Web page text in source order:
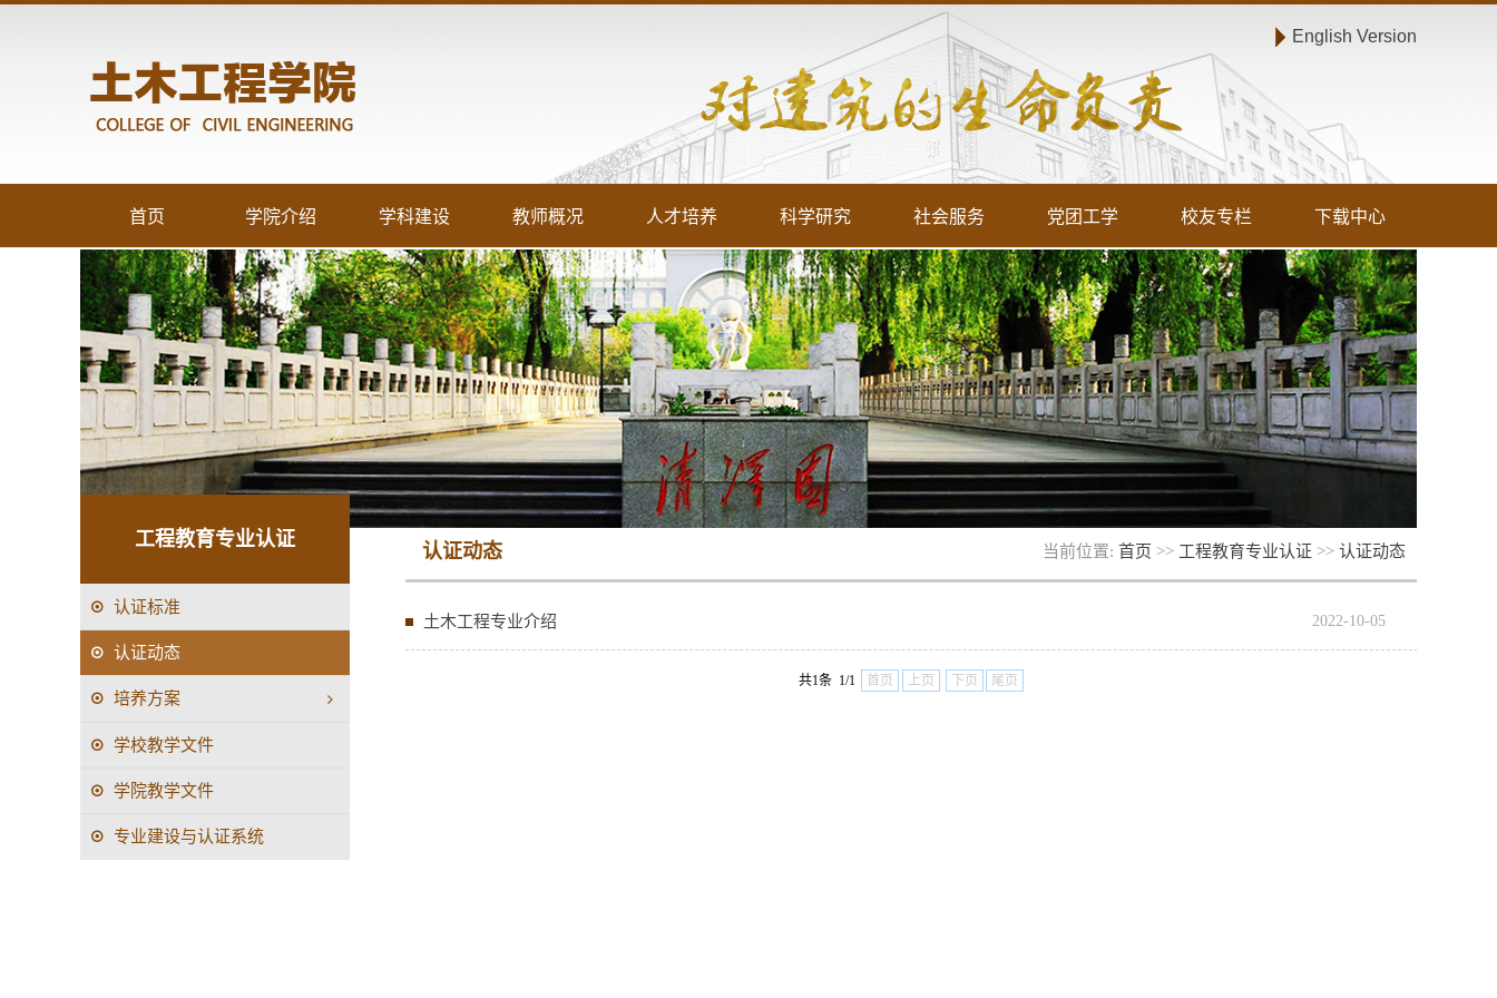
English Version
首页 学院介绍 学科建设 教师概况 人才培养 科学研究 社会服务 党团工学 校友专栏 下载中心
工程教育专业认证
认证标准
认证动态
培养方案
学校教学文件
学院教学文件
专业建设与认证系统
认证动态 当前位置: 首页 >> 工程教育专业认证 >> 认证动态
土木工程专业介绍 2022-10-05
共1条 1/1 首页 上页 下页 尾页